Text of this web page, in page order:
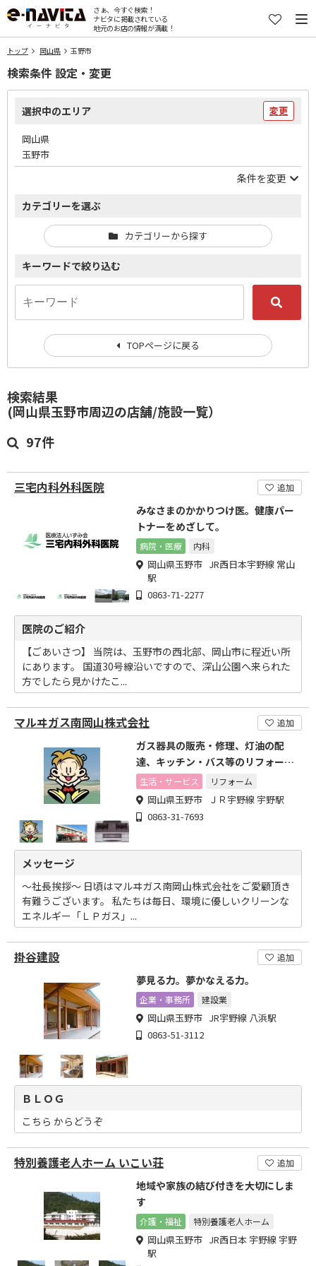
さぁ、今すぐ検索！
ナビタに掲載されている
地元のお店の情報が満載！
トップ 岡山県 玉野市
検索結果
(岡山県玉野市周辺の店舗/施設一覧）
97件
三宅内科外科医院 追加
みなさまのかかりつけ医。健康パー
トナーをめざして。
病院・医療 内科
岡山県玉野市 JR西日本宇野線 常山
駅
0863-71-2277
医院のご紹介
【ごあいさつ】 当院は、玉野市の西北部、岡山市に程近い所
にあります。 国道30号線沿いですので、深山公園へ来られた
方でしたら見かけたこ...
マルヰガス南岡山株式会社 追加
ガス器具の販売・修理、灯油の配
達、キッチン・バス等のリフォーム
など幅広く取り扱っています
生活・サービス リフォーム
岡山県玉野市 ＪＲ宇野線 宇野駅
0863-31-7693
メッセージ
～社長挨拶～ 日頃はマルヰガス南岡山株式会社をご愛顧頂き
有難うございます。 私たちは毎日、環境に優しいクリーンな
エネルギー「ＬＰガス」...
掛谷建設 追加
夢見る力。夢かなえる力。
企業・事務所 建設業
岡山県玉野市 JR宇野線 八浜駅
0863-51-3112
ＢＬＯＧ
こちら からどうぞ
特別養護老人ホーム いこい荘 追加
地域や家族の結び付きを大切にしま
す
介護・福祉 特別養護老人ホーム
岡山県玉野市 JR西日本 宇野線 宇野
駅
検索条件 設定・変更
選択中のエリア 変更
岡山県
玉野市
条件を変更
カテゴリーを選ぶ
カテゴリーから探す
キーワードで絞り込む
TOPページに戻る